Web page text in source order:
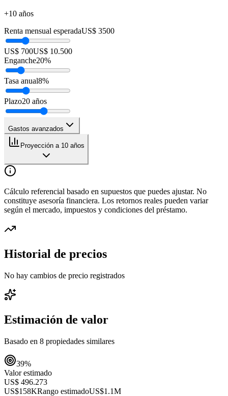
+10 años
Renta mensual esperadaUS$ 3500
US$ 700US$ 10.500
Enganche20%
Tasa anual8%
Plazo20 años
Gastos avanzados
Proyección a 10 años
Cálculo referencial basado en supuestos que puedes ajustar. No
constituye asesoría financiera. Los retornos reales pueden variar
según el mercado, impuestos y condiciones del préstamo.
Historial de precios
No hay cambios de precio registrados
Estimación de valor
Basado en 8 propiedades similares
39%
Valor estimado
US$ 496.273
US$158KRango estimadoUS$1.1M